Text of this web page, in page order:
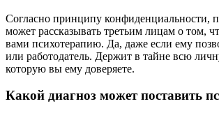
Согласно принципу конфиденциальности,
может рассказывать третьим лицам о том,
вами психотерапию. Да, даже если ему
или работодатель. Держит в тайне всю
которую вы ему доверяете.
Какой диагноз может поставить